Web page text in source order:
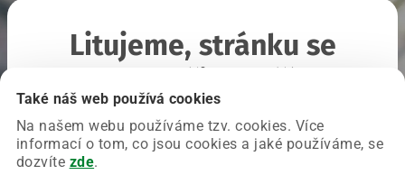
Také náš web používá cookies
Na našem webu používáme tzv. cookies. Více
informací o tom, co jsou cookies a jaké používáme, se
dozvíte zde.
Litujeme, stránku se
Chyba nastala na naší straně a už ji opravujeme.
Zkuste prosím znovu načíst požadovanou stránku.